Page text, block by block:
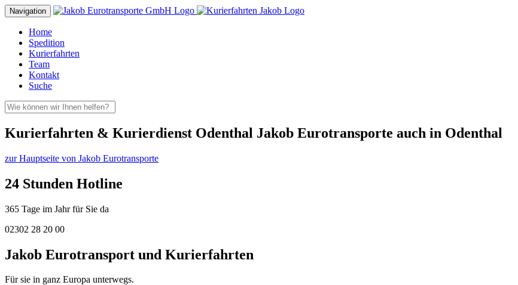
Navigation
Home
Spedition
Kurierfahrten
Team
Kontakt
Suche
Kurierfahrten & Kurierdienst Odenthal Jakob Eurotransporte auch in Odenthal
zur Hauptseite von Jakob Eurotransporte
24 Stunden Hotline
365 Tage im Jahr für Sie da
02302 28 20 00
Jakob Eurotransport und Kurierfahrten
Für sie in ganz Europa unterwegs.